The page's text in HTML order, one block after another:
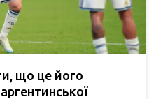
що це його